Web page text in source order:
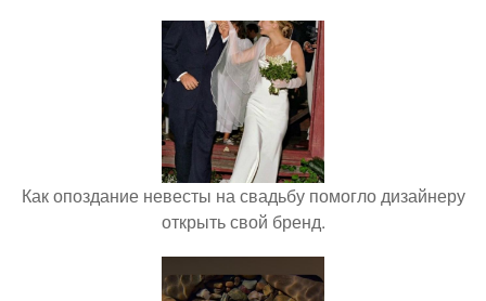
Как опоздание невесты на свадьбу помогло дизайнеру
открыть свой бренд.